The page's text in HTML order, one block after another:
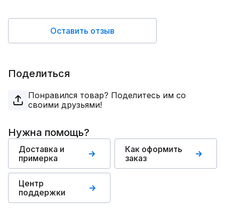
Оставить отзыв
Поделиться
Понравился товар? Поделитесь им со
своими друзьями!
Нужна помощь?
Доставка и
примерка
Как оформить
заказ
Центр
поддержки